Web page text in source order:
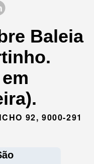
Baleia
92, 9000-291